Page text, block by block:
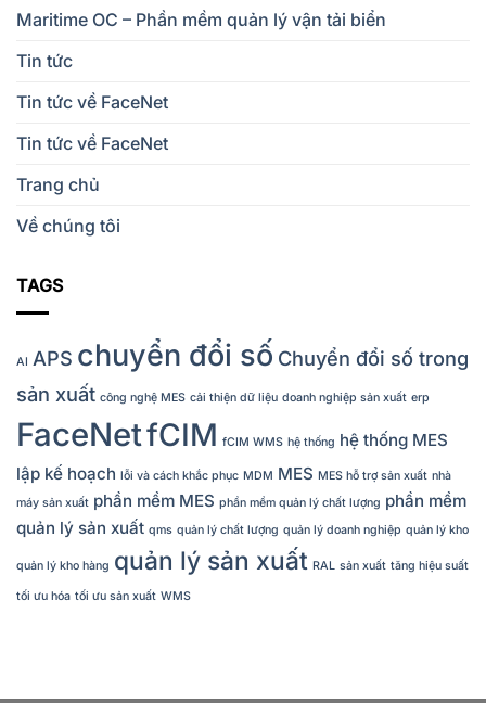
Maritime OC – Phần mềm quản lý vận tải biển
Tin tức
Tin tức về FaceNet
Tin tức về FaceNet
Trang chủ
Về chúng tôi
TAGS
AI APS chuyển đổi số Chuyển đổi số trong
sản xuất công nghệ MES cải thiện dữ liệu doanh nghiệp sản xuất erp
FaceNetfCIM fCIM WMS hệ thống hệ thống MES
lập kế hoạch lỗi và cách khắc phục MDM MES MES hỗ trợ sản xuất nhà
máy sản xuất phần mềm MES phần mềm quản lý chất lượng phần mềm
quản lý sản xuất qms quản lý chất lượng quản lý doanh nghiệp quản lý kho
quản lý kho hàng quản lý sản xuất RAL sản xuất tăng hiệu suất
tối ưu hóa tối ưu sản xuất WMS